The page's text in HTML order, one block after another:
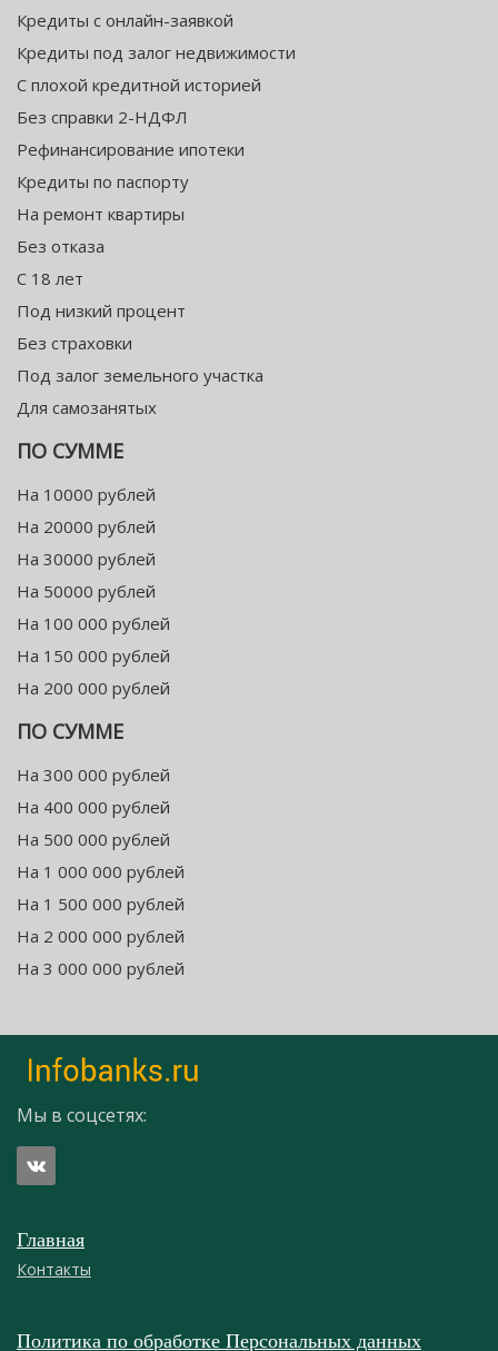
Кредиты с онлайн-заявкой
Кредиты под залог недвижимости
С плохой кредитной историей
Без справки 2-НДФЛ
Рефинансирование ипотеки
Кредиты по паспорту
На ремонт квартиры
Без отказа
С 18 лет
Под низкий процент
Без страховки
Под залог земельного участка
Для самозанятых
ПО СУММЕ
На 10000 рублей
На 20000 рублей
На 30000 рублей
На 50000 рублей
На 100 000 рублей
На 150 000 рублей
На 200 000 рублей
ПО СУММЕ
На 300 000 рублей
На 400 000 рублей
На 500 000 рублей
На 1 000 000 рублей
На 1 500 000 рублей
На 2 000 000 рублей
На 3 000 000 рублей
Мы в соцсетях:
Главная
Контакты
Политика по обработке Персональных данных